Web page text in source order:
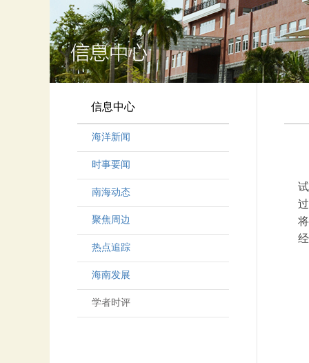
信息中心
海洋新闻
时事要闻
南海动态
聚焦周边
热点追踪
海南发展
学者时评